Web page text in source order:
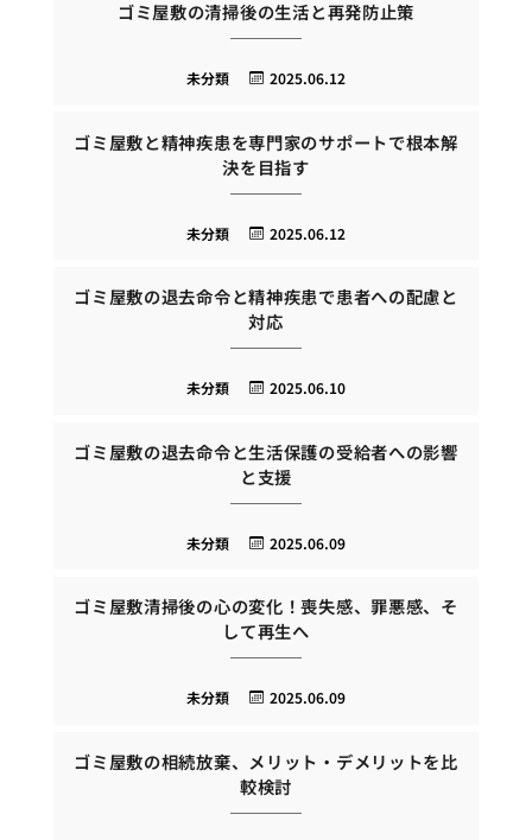
ゴミ屋敷の清掃後の生活と再発防止策
2025.06.12
未分類
ゴミ屋敷と精神疾患を専門家のサポートで根本解
決を目指す
2025.06.12
未分類
ゴミ屋敷の退去命令と精神疾患で患者への配慮と
対応
2025.06.10
未分類
ゴミ屋敷の退去命令と生活保護の受給者への影響
と支援
2025.06.09
未分類
ゴミ屋敷清掃後の心の変化！喪失感、罪悪感、そ
して再生へ
2025.06.09
未分類
ゴミ屋敷の相続放棄、メリット・デメリットを比
較検討